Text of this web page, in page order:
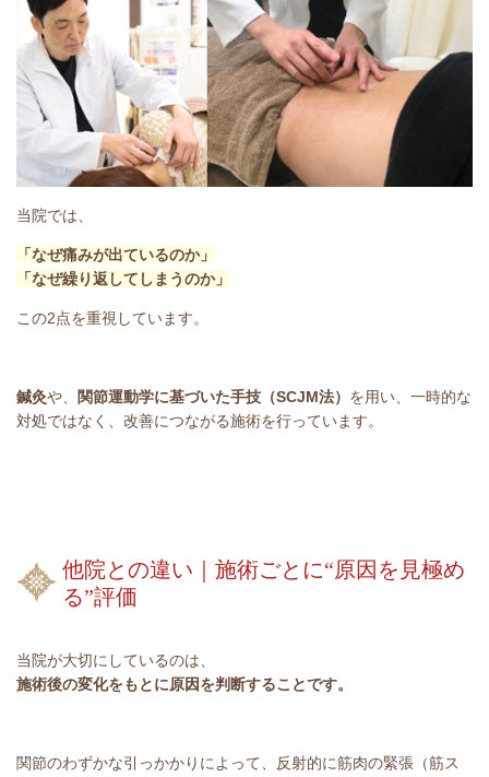
当院では、
「なぜ痛みが出ているのか」
「なぜ繰り返してしまうのか」
この2点を重視しています。
鍼灸や、 関節運動学に基づいた手技（SCJM法） を用い、一時的な
対処ではなく、改善につながる施術を行っています。
他院との違い｜施術ごとに“原因を見極め
る”評価
当院が大切にしているのは、
施術後の変化をもとに原因を判断することです。
関節のわずかな引っかかりによって、反射的に筋肉の緊張（筋ス